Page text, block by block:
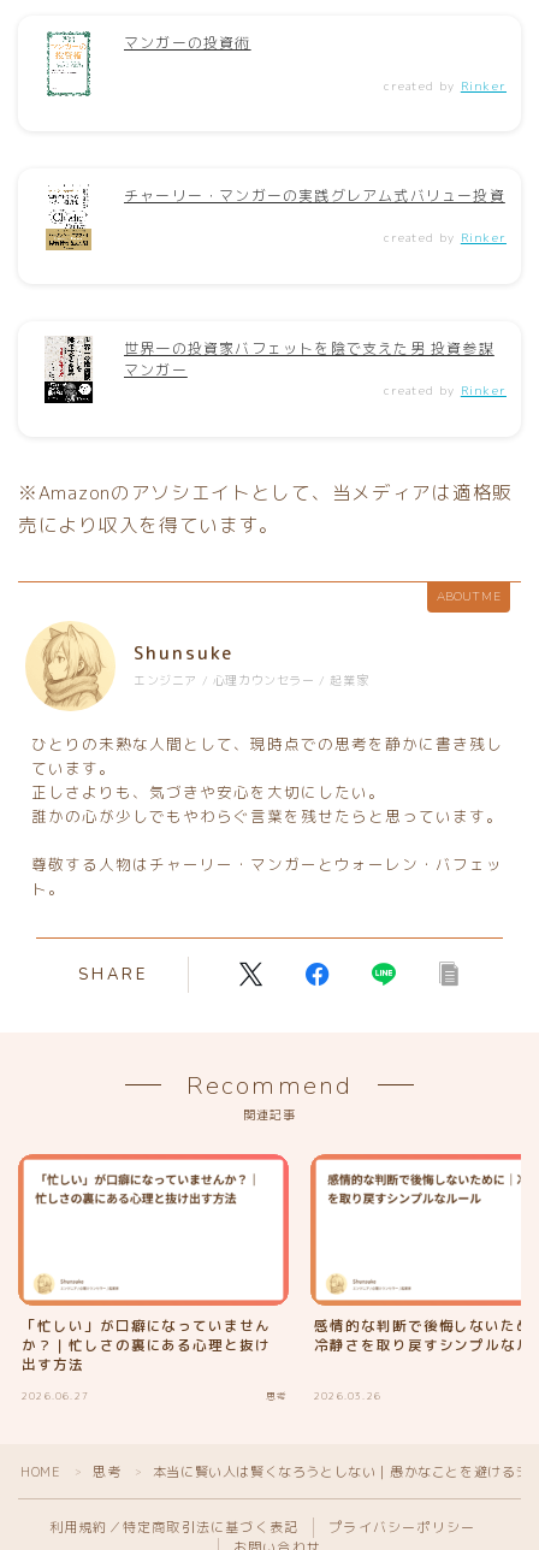
マンガーの投資術
created by Rinker
チャーリー・マンガーの実践グレアム式バリュー投資
created by Rinker
世界一の投資家バフェットを陰で支えた男 投資参謀
マンガー
created by Rinker
※Amazonのアソシエイトとして、当メディアは適格販
売により収入を得ています。
ABOUT ME
Shunsuke
エンジニア / 心理カウンセラー / 起業家
ひとりの未熟な人間として、現時点での思考を静かに書き残し
ています。
正しさよりも、気づきや安心を大切にしたい。
誰かの心が少しでもやわらぐ言葉を残せたらと思っています。
尊敬する人物はチャーリー・マンガーとウォーレン・バフェッ
ト。
SHARE
Recommend
関連記事
「忙しい」が口癖になっていません
か？｜忙しさの裏にある心理と抜け
出す方法
2026.06.27 思考
感情的な判断で後悔しないため
冷静さを取り戻すシンプルなル
2026.03.26
HOME ＞ 思考 ＞ 本当に賢い人は賢くなろうとしない｜愚かなことを避けるシ
利用規約／特定商取引法に基づく表記
プライバシーポリシー